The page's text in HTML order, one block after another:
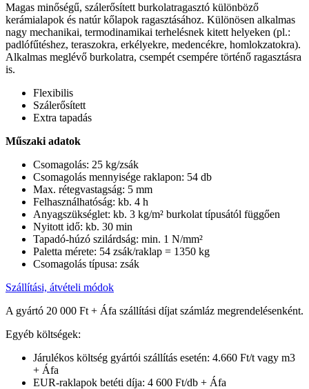
Magas minőségű, szálerősített burkolatragasztó különböző
kerámialapok és natúr kőlapok ragasztásához. Különösen alkalmas
nagy mechanikai, termodinamikai terhelésnek kitett helyeken (pl.:
padlófűtéshez, teraszokra, erkélyekre, medencékre, homlokzatokra).
Alkalmas meglévő burkolatra, csempét csempére történő ragasztásra
is.
Flexibilis
Szálerősített
Extra tapadás
Műszaki adatok
Csomagolás: 25 kg/zsák
Csomagolás mennyisége raklapon: 54 db
Max. rétegvastagság: 5 mm
Felhasználhatóság: kb. 4 h
Anyagszükséglet: kb. 3 kg/m² burkolat típusától függően
Nyitott idő: kb. 30 min
Tapadó-húzó szilárdság: min. 1 N/mm²
Paletta mérete: 54 zsák/raklap = 1350 kg
Csomagolás típusa: zsák
Szállítási, átvételi módok
A gyártó 20 000 Ft + Áfa szállítási díjat számláz megrendelésenként.
Egyéb költségek:
Járulékos költség gyártói szállítás esetén: 4.660 Ft/t vagy m3
+ Áfa
EUR-raklapok betéti díja: 4 600 Ft/db + Áfa